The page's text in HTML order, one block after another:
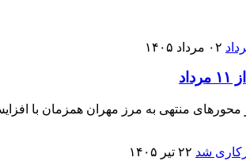
۰۲ مرداد ۱۴۰۵
۲۲ تیر ۱۴۰۵